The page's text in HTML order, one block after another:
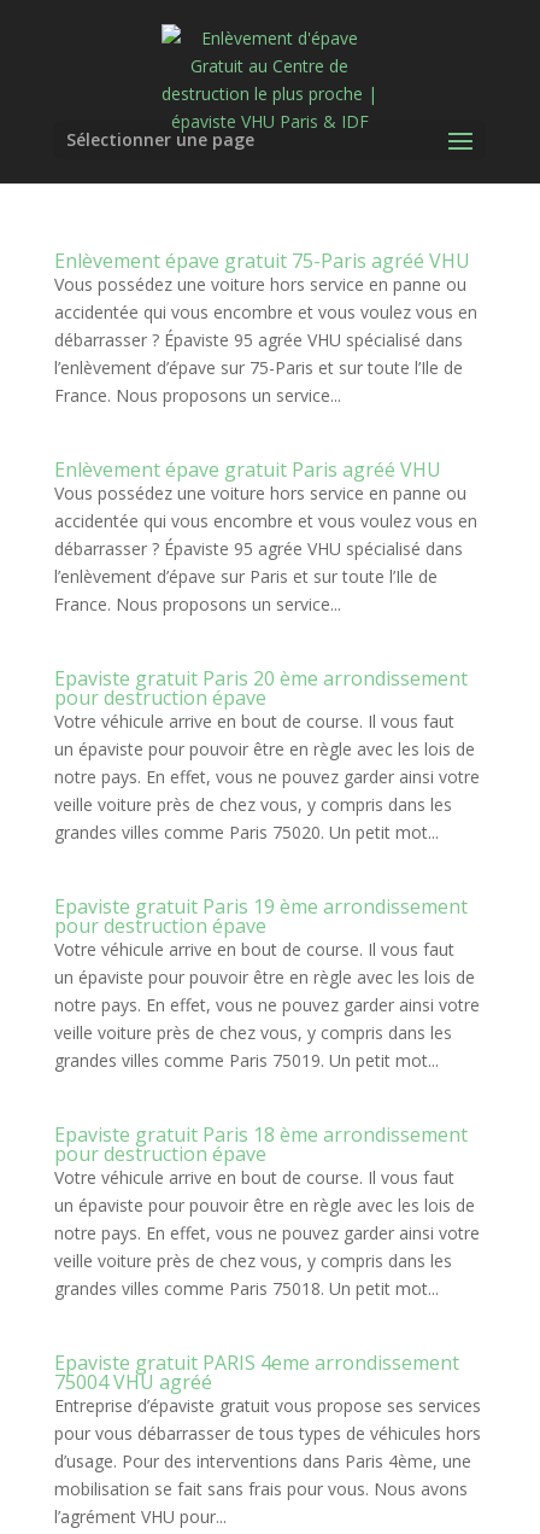
Sélectionner une page
Enlèvement épave gratuit 75-Paris agréé VHU
Vous possédez une voiture hors service en panne ou
accidentée qui vous encombre et vous voulez vous en
débarrasser ? Épaviste 95 agrée VHU spécialisé dans
l’enlèvement d’épave sur 75-Paris et sur toute l’Ile de
France. Nous proposons un service...
Enlèvement épave gratuit Paris agréé VHU
Vous possédez une voiture hors service en panne ou
accidentée qui vous encombre et vous voulez vous en
débarrasser ? Épaviste 95 agrée VHU spécialisé dans
l’enlèvement d’épave sur Paris et sur toute l’Ile de
France. Nous proposons un service...
Epaviste gratuit Paris 20 ème arrondissement
pour destruction épave
Votre véhicule arrive en bout de course. Il vous faut
un épaviste pour pouvoir être en règle avec les lois de
notre pays. En effet, vous ne pouvez garder ainsi votre
veille voiture près de chez vous, y compris dans les
grandes villes comme Paris 75020. Un petit mot...
Epaviste gratuit Paris 19 ème arrondissement
pour destruction épave
Votre véhicule arrive en bout de course. Il vous faut
un épaviste pour pouvoir être en règle avec les lois de
notre pays. En effet, vous ne pouvez garder ainsi votre
veille voiture près de chez vous, y compris dans les
grandes villes comme Paris 75019. Un petit mot...
Epaviste gratuit Paris 18 ème arrondissement
pour destruction épave
Votre véhicule arrive en bout de course. Il vous faut
un épaviste pour pouvoir être en règle avec les lois de
notre pays. En effet, vous ne pouvez garder ainsi votre
veille voiture près de chez vous, y compris dans les
grandes villes comme Paris 75018. Un petit mot...
Epaviste gratuit PARIS 4eme arrondissement
75004 VHU agréé
Entreprise d’épaviste gratuit vous propose ses services
pour vous débarrasser de tous types de véhicules hors
d’usage. Pour des interventions dans Paris 4ème, une
mobilisation se fait sans frais pour vous. Nous avons
l’agrément VHU pour...